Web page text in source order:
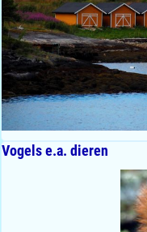
Vogels e.a. dieren